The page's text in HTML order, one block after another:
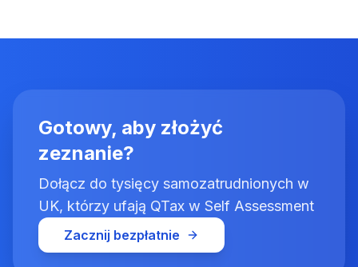
Gotowy, aby złożyć
zeznanie?
Dołącz do tysięcy samozatrudnionych w
UK, którzy ufają QTax w Self Assessment
Zacznij bezpłatnie